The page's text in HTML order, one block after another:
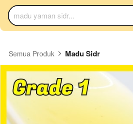
madu yaman sidr...
Semua Produk Madu Sidr